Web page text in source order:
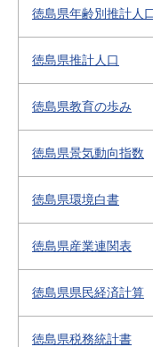
徳島県年齢別推計人
徳島県推計人口
徳島県教育の歩み
徳島県景気動向指数
徳島県環境白書
徳島県産業連関表
徳島県県民経済計算
徳島県税務統計書